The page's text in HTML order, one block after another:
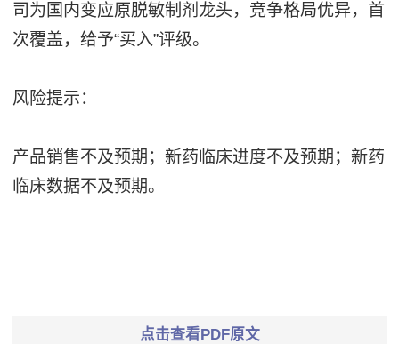
司为国内变应原脱敏制剂龙头，竞争格局优异，首
次覆盖，给予“买入”评级。
风险提示：
产品销售不及预期；新药临床进度不及预期；新药
临床数据不及预期。
点击查看PDF原文